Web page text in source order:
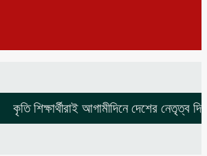
কৃতি শিক্ষার্থীরাই আগামীদিনে দেশের নেতৃত্ব দিবে